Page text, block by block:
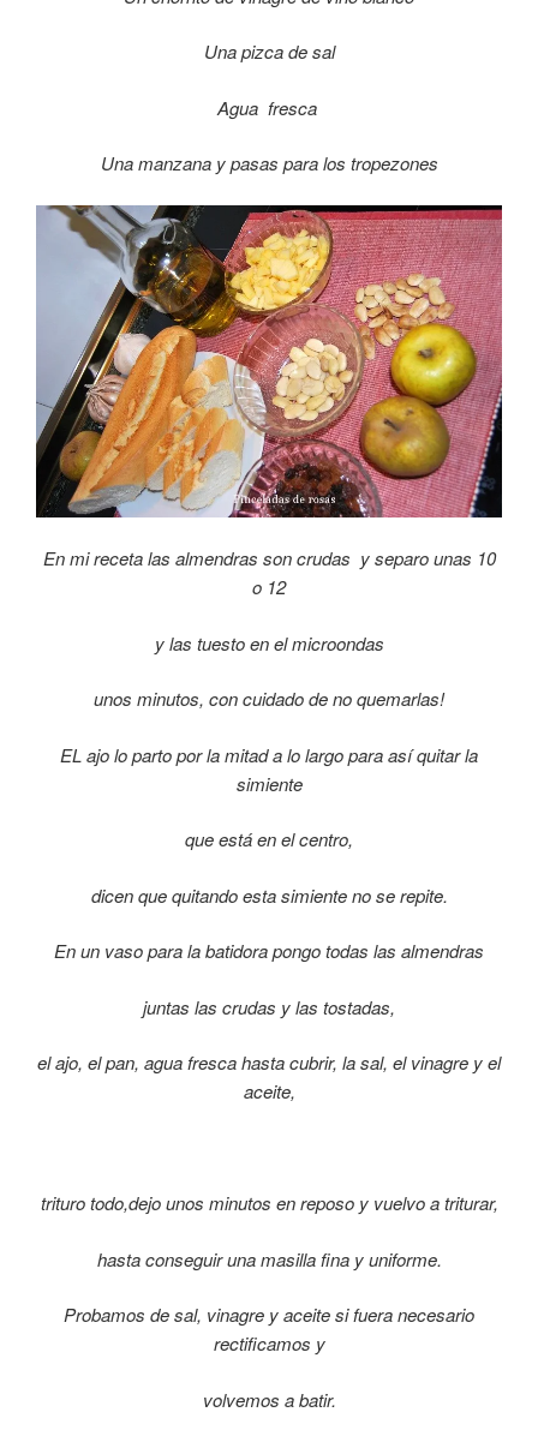
Una pizca de sal
Agua fresca
Una manzana y pasas para los tropezones
En mi receta las almendras son crudas y separo unas 10
o 12
y las tuesto en el microondas
unos minutos, con cuidado de no quemarlas!
EL ajo lo parto por la mitad a lo largo para así quitar la
simiente
que está en el centro,
dicen que quitando esta simiente no se repite.
En un vaso para la batidora pongo todas las almendras
juntas las crudas y las tostadas,
el ajo, el pan, agua fresca hasta cubrir, la sal, el vinagre y el
aceite,
trituro todo,dejo unos minutos enreposo y vuelvo a triturar,
hasta conseguir una masilla fina y uniforme.
Probamos de sal, vinagre y aceite si fuera necesario
rectificamos y
volvemos a batir.